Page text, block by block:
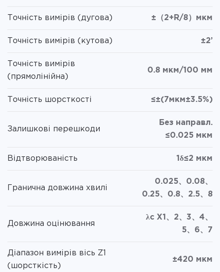
Точність вимірів (дугова) ±（2+R/8）мкм
Точність вимірів (кутова) ±2’
Точність вимірів
(прямолінійна)
0.8 мкм/100 мм
Точність шорсткості ≤±(7мкм±3.5%)
Залишкові перешкоди
Без направл.
≤0.025 мкм
Відтворюваність 1δ≤2 мкм
Гранична довжина хвилі
0.025、0.08、
0.25、0.8、2.5、8
Довжина оцінювання
λc X1、2、3、4、
5、6、7
Діапазон вимірів вісь Z1
(шорсткість)
±420 мкм